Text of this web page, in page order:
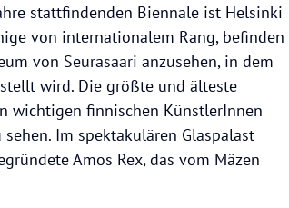
stattfindenden Biennale ist Helsinki
von internationalem Rang, befinden
von Seurasaari anzusehen, in dem
wird. Die größte und älteste
wichtigen finnischen KünstlerInnen
Im spektakulären Glaspalast
Amos Rex, das vom Mäzen